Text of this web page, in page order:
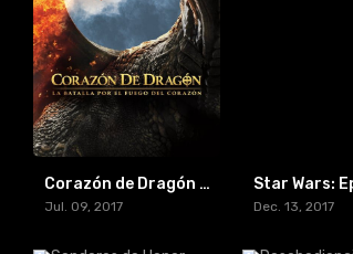
Corazón de Dragón 4: La batalla por el fuego del corazón
Jul. 09, 2017 Dec. 13, 2017